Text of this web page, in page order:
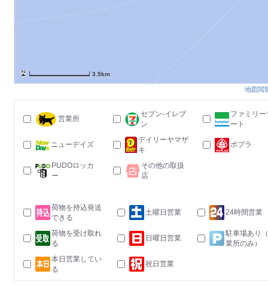
3.5km
地図閲
営業所
セブン-イレブ
ン
ファミリー
ート
ニューデイズ
デイリーヤマザ
キ
ポプラ
PUDOロッカ
ー
その他の取扱
店
荷物を持込発送
できる
土曜日営業 24時間営業
荷物を受け取れ
る
日曜日営業
駐車場あり
業所のみ）
本日営業してい
る
祝日営業